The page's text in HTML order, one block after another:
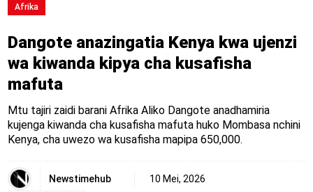
Afrika
Dangote anazingatia Kenya kwa ujenzi
wa kiwanda kipya cha kusafisha
mafuta
Mtu tajiri zaidi barani Afrika Aliko Dangote anadhamiria
kujenga kiwanda cha kusafisha mafuta huko Mombasa nchini
Kenya, cha uwezo wa kusafisha mapipa 650,000.
Newstimehub 10 Mei, 2026